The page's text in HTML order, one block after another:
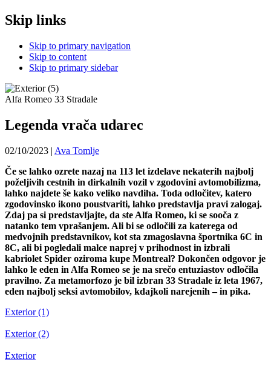
Skip links
Skip to primary navigation
Skip to content
Skip to primary sidebar
Alfa Romeo 33 Stradale
Legenda vrača udarec
02/10/2023 | Ava Tomlje
Če se lahko ozrete nazaj na 113 let izdelave nekaterih najbolj
poželjivih cestnih in dirkalnih vozil v zgodovini avtomobilizma,
lahko najdete še kako veliko navdiha. Toda odločitev, katero
zgodovinsko ikono poustvariti, lahko predstavlja pravi zalogaj.
Zdaj pa si predstavljajte, da ste Alfa Romeo, ki se sooča z
natanko tem vprašanjem. Ali bi se odločili za katerega od
medvojnih predstavnikov, kot sta zmagoslavna športnika 6C in
8C, ali bi pogledali malce naprej v prihodnost in izbrali
kabriolet Spider oziroma kupe Montreal? Dokončen odgovor je
lahko le eden in Alfa Romeo se je na srečo entuziastov odločila
pravilno. Za metamorfozo je bil izbran 33 Stradale iz leta 1967,
eden najbolj seksi avtomobilov, kdajkoli narejenih – in pika.
Exterior (1)
Exterior (2)
Exterior